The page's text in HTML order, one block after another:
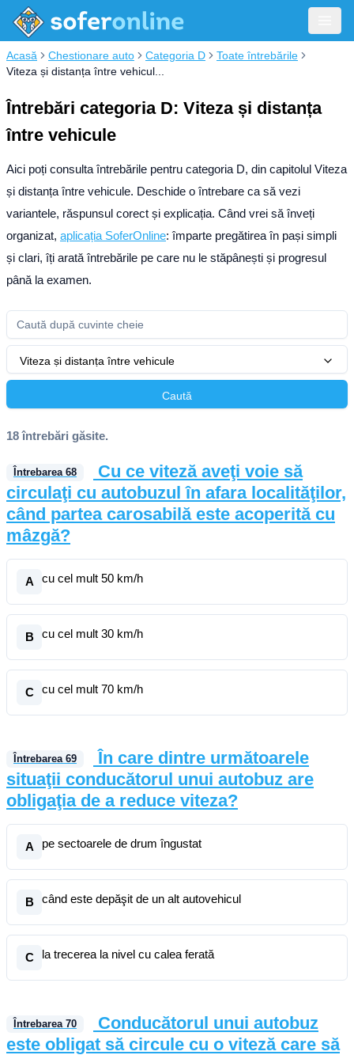
Acasă Chestionare auto Categoria D
Toate întrebările
Viteza și distanța între vehicul...
Întrebări categoria D: Viteza și distanța
între vehicule
Aici poți consulta întrebările pentru categoria D, din capitolul Viteza
și distanța între vehicule. Deschide o întrebare ca să vezi
variantele, răspunsul corect și explicația. Când vrei să înveți
organizat, aplicația SoferOnline: împarte pregătirea în pași simpli
și clari, îți arată întrebările pe care nu le stăpânești și progresul
până la examen.
Viteza și distanța între vehicule
Caută
18 întrebări găsite.
Întrebarea 68
Cu ce viteză aveţi voie să
circulaţi cu autobuzul în afara localităţilor,
când partea carosabilă este acoperită cu
mâzgă?
A cu cel mult 50 km/h
B cu cel mult 30 km/h
C cu cel mult 70 km/h
Întrebarea 69
În care dintre următoarele
situaţii conducătorul unui autobuz are
obligaţia de a reduce viteza?
A pe sectoarele de drum îngustat
B când este depăşit de un alt autovehicul
C la trecerea la nivel cu calea ferată
Întrebarea 70
Conducătorul unui autobuz
este obligat să circule cu o viteză care să